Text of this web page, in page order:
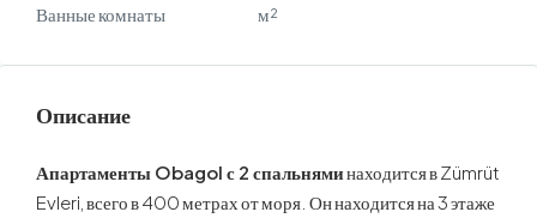
Ванные комнаты м²
Описание
Апартаменты Obagol с 2 спальняминаходится в Zümrüt
Evleri, всего в 400 метрах от моря. Он находится на 3 этаже